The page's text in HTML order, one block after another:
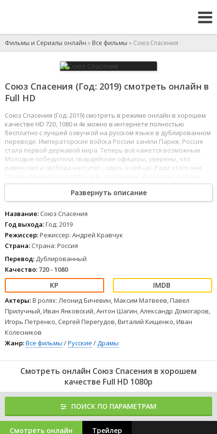
Фильмы и Сериалы онлайн » Все фильмы » Союз Спасения
Союз Спасения (Год: 2019) смотреть онлайн в
Full HD
Союз Спасения (Год: 2019) смотреть в режиме онлайн в хорошем
качестве HD 720, 1080 и 4к можно в интернете полностью
бесплатно с лучшей озвучкой на русском языке в дублированном
переводе. Императорские войска России заняли Париж. Россия
стала первой державой мира. Теперь всё кажется возможным.
Молодые победители, гвардейские офицеры, уверены, что
равенство и свобода наступят - здесь и сейчас. Ради этого они
жизнь… и саму страну.
Развернуть описание
Название: Союз Спасения
Год выхода:Год: 2019
Режиссер:Режиссер: Андрей Кравчук
Страна: Страна: Россия
Перевод: Дублированный
Качество: 720 - 1080
Актеры:В ролях: Леонид Бичевин, Максим Матвеев, Павел
Прилучный, Иван Янковский, Антон Шагин, Александр Домогаров,
Игорь Петренко, Сергей Перегудов, Виталий Кищенко, Иван
Колесников
Жанр:Все фильмы /Русские /Драмы
Смотреть онлайн Союз Спасения в хорошем
качестве Full HD 1080p
ПОИСК ПО ПАРАМЕТРАМ
Смотреть онлайн Трейлер